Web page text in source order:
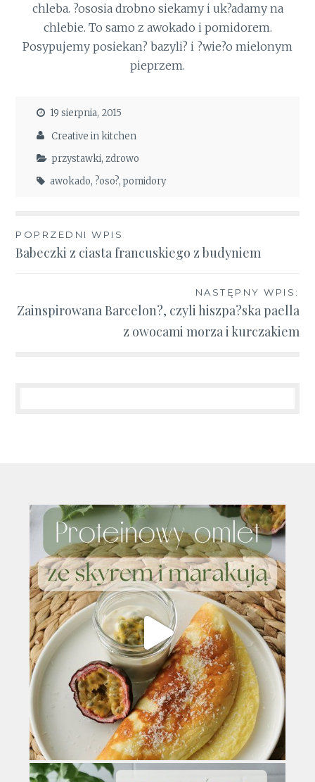
chleba. ?ososia drobno siekamy i uk?adamy na
chlebie. To samo z awokado i pomidorem.
Posypujemy posiekan? bazyli? i ?wie?o mielonym
pieprzem.
19 sierpnia, 2015
Creative in kitchen
przystawki,zdrowo
awokado, ?oso?,pomidory
Nawigacja
wpisu
POPRZEDNI WPIS
Babeczki z ciasta francuskiego z budyniem
NASTĘPNY WPIS:
Zainspirowana Barcelon?, czyli hiszpa?ska paella
z owocami morza i kurczakiem